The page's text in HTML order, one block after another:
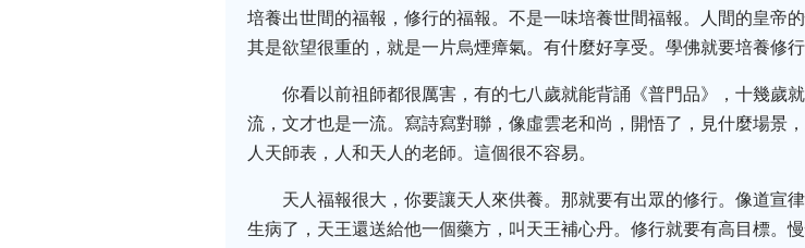
培養出世間的福報，修行的福報。不是一味培養世間福報。人間的皇帝
其是欲望很重的，就是一片烏煙瘴氣。有什麼好享受。學佛就要培養修行
你看以前祖師都很厲害，有的七八歲就能背誦《普門品》，十幾歲
流，文才也是一流。寫詩寫對聯，像虛雲老和尚，開悟了，見什麼場景
人天師表，人和天人的老師。這個很不容易。
天人福報很大，你要讓天人來供養。那就要有出眾的修行。像道宣
生病了，天王還送給他一個藥方，叫天王補心丹。修行就要有高目標。